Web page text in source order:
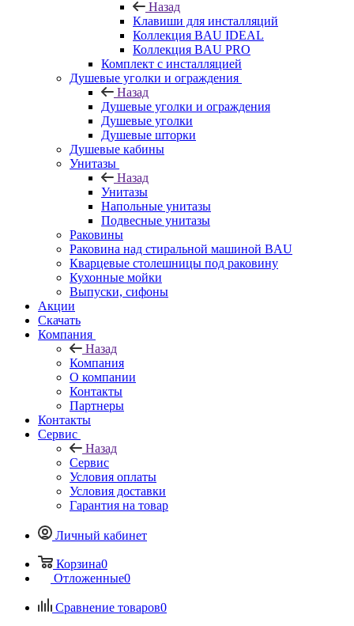
Назад
Клавиши для инсталляций
Коллекция BAU IDEAL
Коллекция BAU PRO
Комплект с инсталляцией
Душевые уголки и ограждения
Назад
Душевые уголки и ограждения
Душевые уголки
Душевые шторки
Душевые кабины
Унитазы
Назад
Унитазы
Напольные унитазы
Подвесные унитазы
Раковины
Раковина над стиральной машиной BAU
Кварцевые столешницы под раковину
Кухонные мойки
Выпуски, сифоны
Акции
Скачать
Компания
Назад
Компания
О компании
Контакты
Партнеры
Контакты
Сервис
Назад
Сервис
Условия оплаты
Условия доставки
Гарантия на товар
Личный кабинет
Корзина0
Отложенные0
Сравнение товаров0